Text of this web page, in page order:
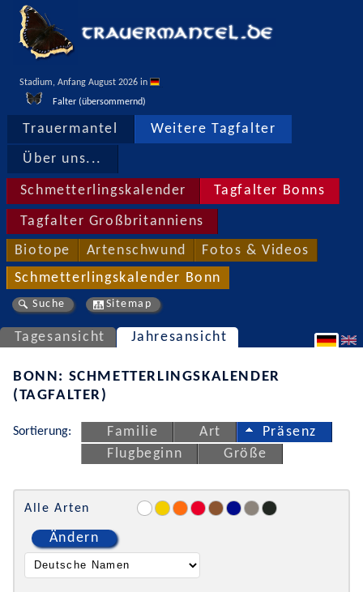
Stadium, Anfang August 2026 in
Falter (übersommernd)
Trauermantel Weitere Tagfalter
Über uns...
Schmetterlingskalender Tagfalter Bonns
Tagfalter Großbritanniens
Biotope Artenschwund Fotos & Videos
Schmetterlingskalender Bonn
Suche Sitemap
Tagesansicht Jahresansicht
BONN: SCHMETTERLINGSKALENDER
(TAGFALTER)
Sortierung: Familie Art
Präsenz
Flugbeginn
Größe
Alle Arten
Ändern